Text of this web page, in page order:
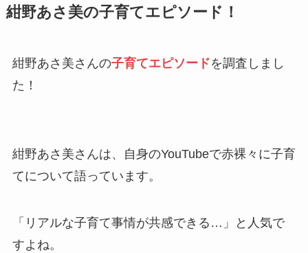
紺野あさ美の子育てエピソード！
紺野あさ美さんの子育てエピソードを調査しまし
た！
紺野あさ美さんは、自身のYouTubeで赤裸々に子育
てについて語っています。
「リアルな子育て事情が共感できる…」と人気で
すよね。